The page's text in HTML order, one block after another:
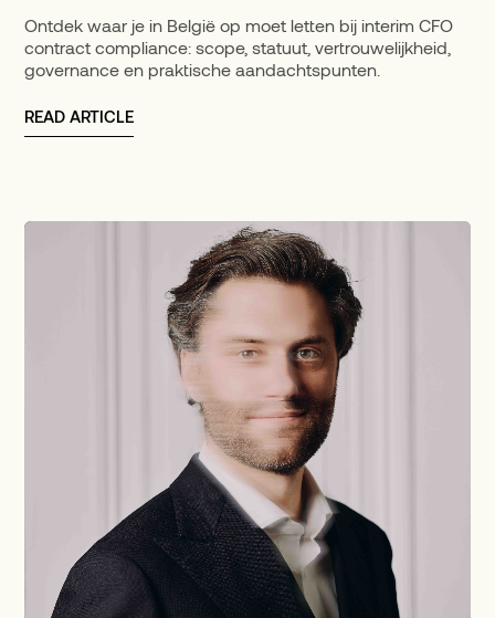
Ontdek waar je in België op moet letten bij interim CFO
contract compliance: scope, statuut, vertrouwelijkheid,
governance en praktische aandachtspunten.
READ ARTICLE